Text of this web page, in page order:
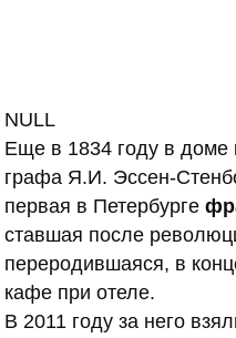
NULL
Еще в 1834 году в доме
графа Я.И. Эссен-
первая в Петербурге
ставшая после
переродившаяся, в
кафе при отеле.
В 2011 году за него